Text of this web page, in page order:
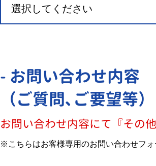
- お問い合わせ内容
（ご質問､ご要望等）
お問い合わせ内容にて『その
※こちらはお客様専用のお問い合わせフ